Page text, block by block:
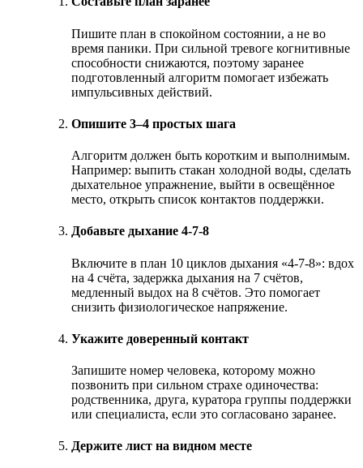
Пишите план в спокойном состоянии, а не во
время паники. При сильной тревоге когнитивные
способности снижаются, поэтому заранее
подготовленный алгоритм помогает избежать
импульсивных действий.
Опишите 3–4 простых шага
Алгоритм должен быть коротким и выполнимым.
Например: выпить стакан холодной воды, сделать
дыхательное упражнение, выйти в освещённое
место, открыть список контактов поддержки.
Добавьте дыхание 4-7-8
Включите в план 10 циклов дыхания «4-7-8»: вдох
на 4 счёта, задержка дыхания на 7 счётов,
медленный выдох на 8 счётов. Это помогает
снизить физиологическое напряжение.
Укажите доверенный контакт
Запишите номер человека, которому можно
позвонить при сильном страхе одиночества:
родственника, друга, куратора группы поддержки
или специалиста, если это согласовано заранее.
Держите лист на видном месте